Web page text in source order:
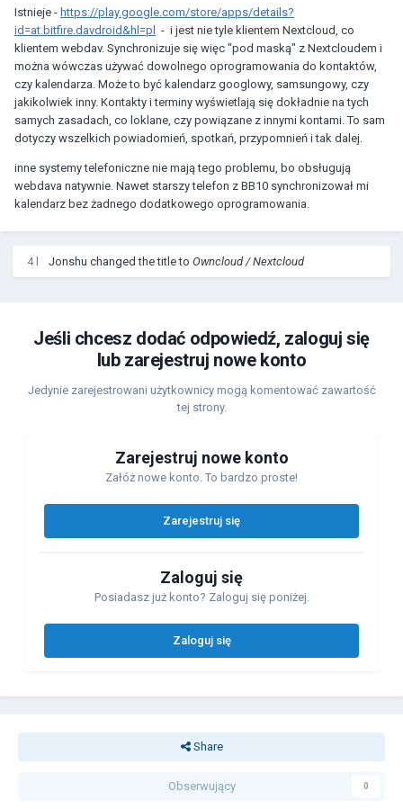
Istnieje - https://play.google.com/store/apps/details?
id=at.bitfire.davdroid&hl=pl
- i jest nie tyle klientem Nextcloud, co
klientem webdav. Synchronizuje się więc "pod maską" z Nextcloudem i
można wówczas używać dowolnego oprogramowania do kontaktów,
czy kalendarza. Może to być kalendarz googlowy, samsungowy, czy
jakikolwiek inny. Kontakty i terminy wyświetlają się dokładnie na tych
samych zasadach, co loklane, czy powiązane z innymi kontami. To sam
dotyczy wszelkich powiadomień, spotkań, przypomnień i tak dalej.
inne systemy telefoniczne nie mają tego problemu, bo obsługują
webdava natywnie. Nawet starszy telefon z BB10 synchronizował mi
kalendarz bez żadnego dodatkowego oprogramowania.
4 l Jonshu changed the title to Owncloud / Nextcloud
Jeśli chcesz dodać odpowiedź, zaloguj się
lub zarejestruj nowe konto
Jedynie zarejestrowani użytkownicy mogą komentować zawartość
tej strony.
Zarejestruj nowe konto
Załóż nowe konto. To bardzo proste!
Zarejestruj się
Zaloguj się
Posiadasz już konto? Zaloguj się poniżej.
Zaloguj się
Share
Obserwujący 0